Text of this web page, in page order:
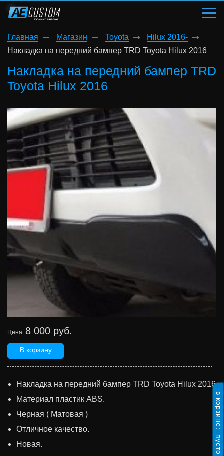
в корзине:
пусто
Главная Магазин Toyota
Hilux 2016-
Накладка на передний бампер TRD Toyota Hilux 2016
Накладка на передний бампер TRD
Toyota Hilux 2016
Цена: 8 000 руб.
В корзину
Накладка на передний бампер TRD Toyota Hilux 2016
Материал пластик ABS.
Черная ( Матовая )
Отличное качество.
Новая.